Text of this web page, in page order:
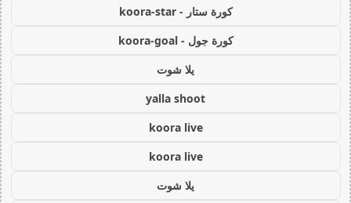
كورة ستار - koora-star
كورة جول - koora-goal
يلا شوت
yalla shoot
koora live
koora live
يلا شوت